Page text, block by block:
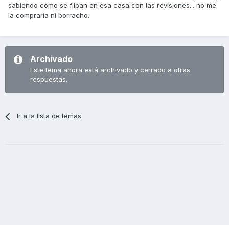
sabiendo como se flipan en esa casa con las revisiones... no me
la compraría ni borracho.
Archivado
Este tema ahora está archivado y cerrado a otras
respuestas.
Ir a la lista de temas